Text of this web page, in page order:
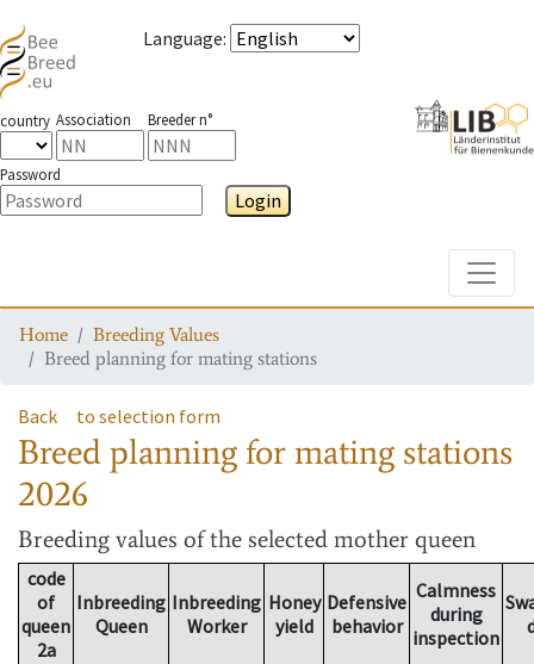
Language:
country Association Breeder n°
Password
Login
Home
Breeding Values
Breed planning for mating stations
Back to selection form
Breed planning for mating stations
2026
Breeding values of the selected mother queen
code
of
queen
2a
Inbreeding
Queen
Inbreeding
Worker
Honey
yield
Defensive
behavior
Calmness
during
inspection